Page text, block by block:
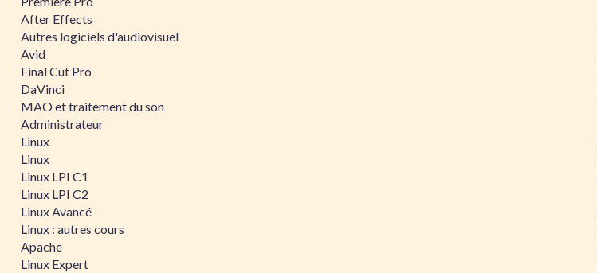
After Effects
Autres logiciels d'audiovisuel
Avid
Final Cut Pro
DaVinci
MAO et traitement du son
Administrateur
Linux
Linux
Linux LPI C1
Linux LPI C2
Linux Avancé
Linux : autres cours
Apache
Linux Expert